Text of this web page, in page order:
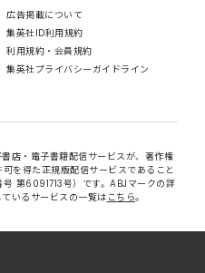
広告掲載について
集英社ID利用規約
利用規約・会員規約
集英社プライバシーガイドライン
店・電子書籍配信サービスが、著作権
を得た正規版配信サービスであること
第6091713号）です。ABJマークの詳
いるサービスの一覧はこちら。